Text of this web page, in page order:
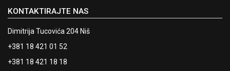
KONTAKTIRAJTE NAS
Dimitrija Tucovića 204 Niš
+381 18 421 01 52
+381 18 421 18 18